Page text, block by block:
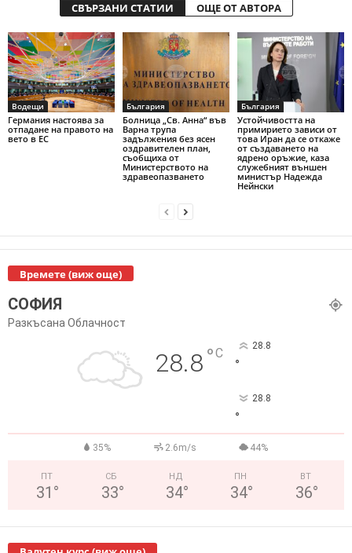
СВЪРЗАНИ СТАТИИ ОЩЕ ОТ АВТОРА
Водещи
Германия настоява за
отпадане на правото на
вето в ЕС
България
Болница „Св. Анна“ във
Варна трупа
задължения без ясен
оздравителен план,
съобщиха от
Министерството на
здравеопазването
България
Устойчивостта на
примирието зависи от
това Иран да се откаже
от създаването на
ядрено оръжие, каза
служебният външен
министър Надежда
Нейнски
Времете (виж още)
СОФИЯ
Разкъсана Облачност
28.8°C 28.8
°
28.8
°
35% 2.6m/s 44%
ПТ
31 °
СБ
33°
НД
34°
ПН
34°
ВТ
36°